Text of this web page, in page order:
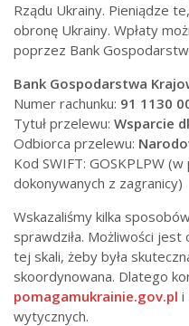
Rządu Ukrainy. Pieniądze
obronę Ukrainy. Wpłaty
poprzez Bank
Bank Gospodarstwa
Numer rachunku: 91 1130
Tytuł przelewu: Wsparcie
Odbiorca przelewu:
Kod SWIFT: GOSKPLPW
dokonywanych z zagranicy)
Wskazaliśmy kilka
sprawdziła. Możliwości
tej skali, żeby była
skoordynowana. Dlatego
pomagamukrainie.gov.pl i
wytycznych.